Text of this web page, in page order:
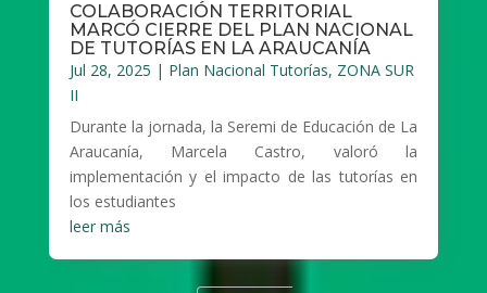
COLABORACIÓN TERRITORIAL
MARCÓ CIERRE DEL PLAN NACIONAL
DE TUTORÍAS EN LA ARAUCANÍA
Jul 28, 2025 | Plan Nacional Tutorías, ZONA SUR
II
Durante la jornada, la Seremi de Educación de La
Araucanía, Marcela Castro, valoró la
implementación y el impacto de las tutorías en
los estudiantes
leer más